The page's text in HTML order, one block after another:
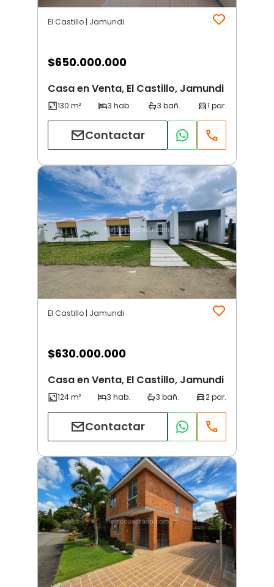
El Castillo | Jamundi
$650.000.000
Casa en Venta, El Castillo, Jamundi
Contactar
El Castillo | Jamundi
$630.000.000
Casa en Venta, El Castillo, Jamundi
Contactar